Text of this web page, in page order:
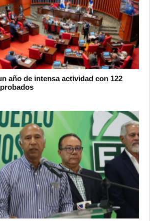
año de intensa actividad con 122